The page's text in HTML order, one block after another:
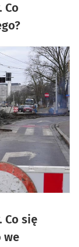
Co
Co się
we